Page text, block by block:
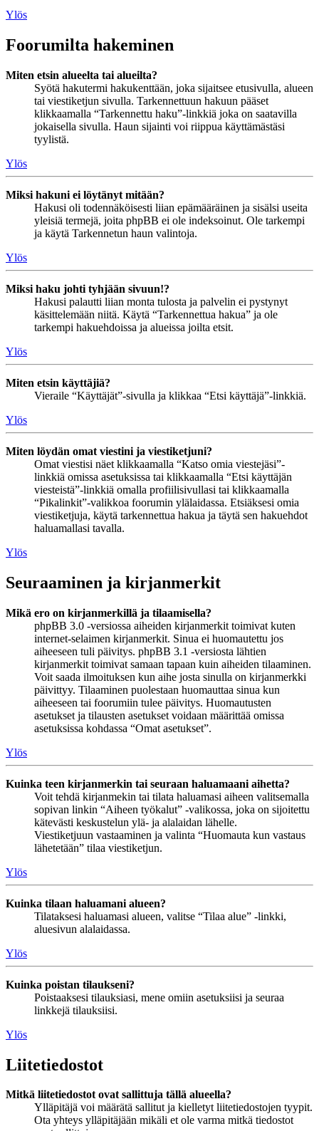
Ylös
Foorumilta hakeminen
Miten etsin alueelta tai alueilta?
Syötä hakutermi hakukenttään, joka sijaitsee etusivulla, alueen
tai viestiketjun sivulla. Tarkennettuun hakuun pääset
klikkaamalla “Tarkennettu haku”-linkkiä joka on saatavilla
jokaisella sivulla. Haun sijainti voi riippua käyttämästäsi
tyylistä.
Ylös
Miksi hakuni ei löytänyt mitään?
Hakusi oli todennäköisesti liian epämääräinen ja sisälsi useita
yleisiä termejä, joita phpBB ei ole indeksoinut. Ole tarkempi
ja käytä Tarkennetun haun valintoja.
Ylös
Miksi haku johti tyhjään sivuun!?
Hakusi palautti liian monta tulosta ja palvelin ei pystynyt
käsittelemään niitä. Käytä “Tarkennettua hakua” ja ole
tarkempi hakuehdoissa ja alueissa joilta etsit.
Ylös
Miten etsin käyttäjiä?
Vieraile “Käyttäjät”-sivulla ja klikkaa “Etsi käyttäjä”-linkkiä.
Ylös
Miten löydän omat viestini ja viestiketjuni?
Omat viestisi näet klikkaamalla “Katso omia viestejäsi”-
linkkiä omissa asetuksissa tai klikkaamalla “Etsi käyttäjän
viesteistä”-linkkiä omalla profiilisivullasi tai klikkaamalla
“Pikalinkit”-valikkoa foorumin ylälaidassa. Etsiäksesi omia
viestiketjuja, käytä tarkennettua hakua ja täytä sen hakuehdot
haluamallasi tavalla.
Ylös
Seuraaminen ja kirjanmerkit
Mikä ero on kirjanmerkillä ja tilaamisella?
phpBB 3.0 -versiossa aiheiden kirjanmerkit toimivat kuten
internet-selaimen kirjanmerkit. Sinua ei huomautettu jos
aiheeseen tuli päivitys. phpBB 3.1 -versiosta lähtien
kirjanmerkit toimivat samaan tapaan kuin aiheiden tilaaminen.
Voit saada ilmoituksen kun aihe josta sinulla on kirjanmerkki
päivittyy. Tilaaminen puolestaan huomauttaa sinua kun
aiheeseen tai foorumiin tulee päivitys. Huomautusten
asetukset ja tilausten asetukset voidaan määrittää omissa
asetuksissa kohdassa “Omat asetukset”.
Ylös
Kuinka teen kirjanmerkin tai seuraan haluamaani aihetta?
Voit tehdä kirjanmekin tai tilata haluamasi aiheen valitsemalla
sopivan linkin “Aiheen työkalut” -valikossa, joka on sijoitettu
kätevästi keskustelun ylä- ja alalaidan lähelle.
Viestiketjuun vastaaminen ja valinta “Huomauta kun vastaus
lähetetään” tilaa viestiketjun.
Ylös
Kuinka tilaan haluamani alueen?
Tilataksesi haluamasi alueen, valitse “Tilaa alue” -linkki,
aluesivun alalaidassa.
Ylös
Kuinka poistan tilaukseni?
Poistaaksesi tilauksiasi, mene omiin asetuksiisi ja seuraa
linkkejä tilauksiisi.
Ylös
Liitetiedostot
Mitkä liitetiedostot ovat sallittuja tällä alueella?
Ylläpitäjä voi määrätä sallitut ja kielletyt liitetiedostojen tyypit.
Ota yhteys ylläpitäjään mikäli et ole varma mitkä tiedostot